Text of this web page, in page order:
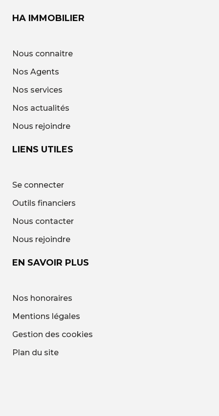
HA IMMOBILIER
Nous connaitre
Nos Agents
Nos services
Nos actualités
Nous rejoindre
LIENS UTILES
Se connecter
Outils financiers
Nous contacter
Nous rejoindre
EN SAVOIR PLUS
Nos honoraires
Mentions légales
Gestion des cookies
Plan du site